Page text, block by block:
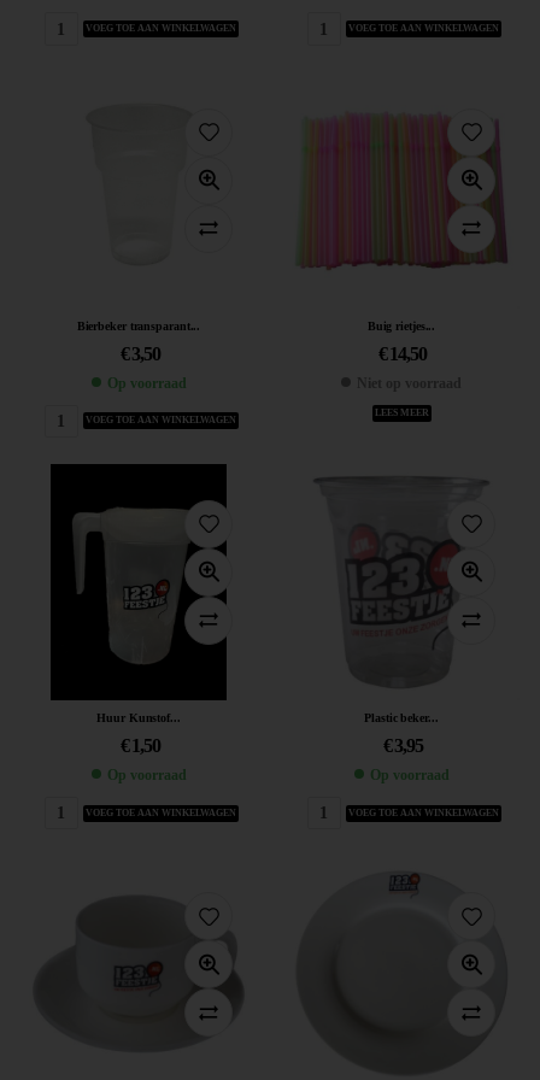
VOEG TOE AAN WINKELWAGEN VOEG TOE AAN WINKELWAGEN
Bierbeker transparant...
€ 3,50
Op voorraad
VOEG TOE AAN WINKELWAGEN
Buig rietjes...
€14,50
Niet op voorraad
LEES MEER
Huur Kunstof...
€ 1,50
Op voorraad
VOEG TOE AAN WINKELWAGEN
Plastic beker...
€ 3,95
Op voorraad
VOEG TOE AAN WINKELWAGEN